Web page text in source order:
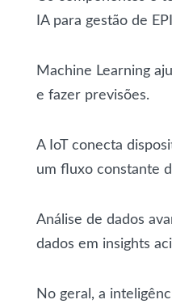
IA para gestão de
Machine Learning
e fazer previsões.
A IoT conecta
um fluxo constante
Análise de dados
dados em insights
No geral, a